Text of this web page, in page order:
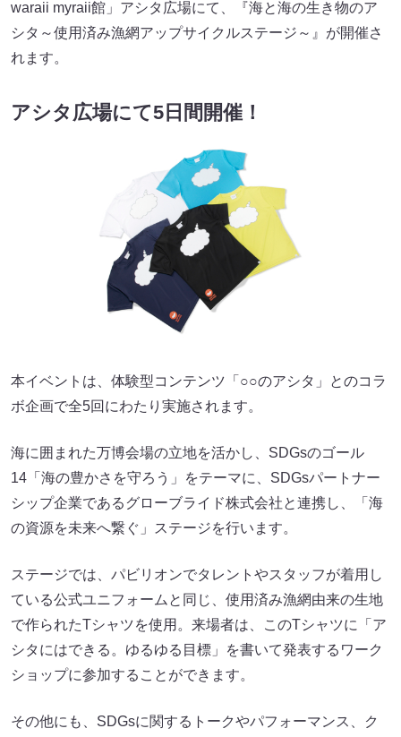
waraii myraii館」アシタ広場にて、『海と海の生き物のア
シタ～使用済み漁網アップサイクルステージ～』が開催さ
れます。
アシタ広場にて5日間開催！
本イベントは、体験型コンテンツ「○○のアシタ」とのコラ
ボ企画で全5回にわたり実施されます。
海に囲まれた万博会場の立地を活かし、SDGsのゴール
14「海の豊かさを守ろう」をテーマに、SDGsパートナー
シップ企業であるグローブライド株式会社と連携し、「海
の資源を未来へ繋ぐ」ステージを行います。
ステージでは、パビリオンでタレントやスタッフが着用し
ている公式ユニフォームと同じ、使用済み漁網由来の生地
で作られたTシャツを使用。来場者は、このTシャツに「ア
シタにはできる。ゆるゆる目標」を書いて発表するワーク
ショップに参加することができます。
その他にも、SDGsに関するトークやパフォーマンス、ク